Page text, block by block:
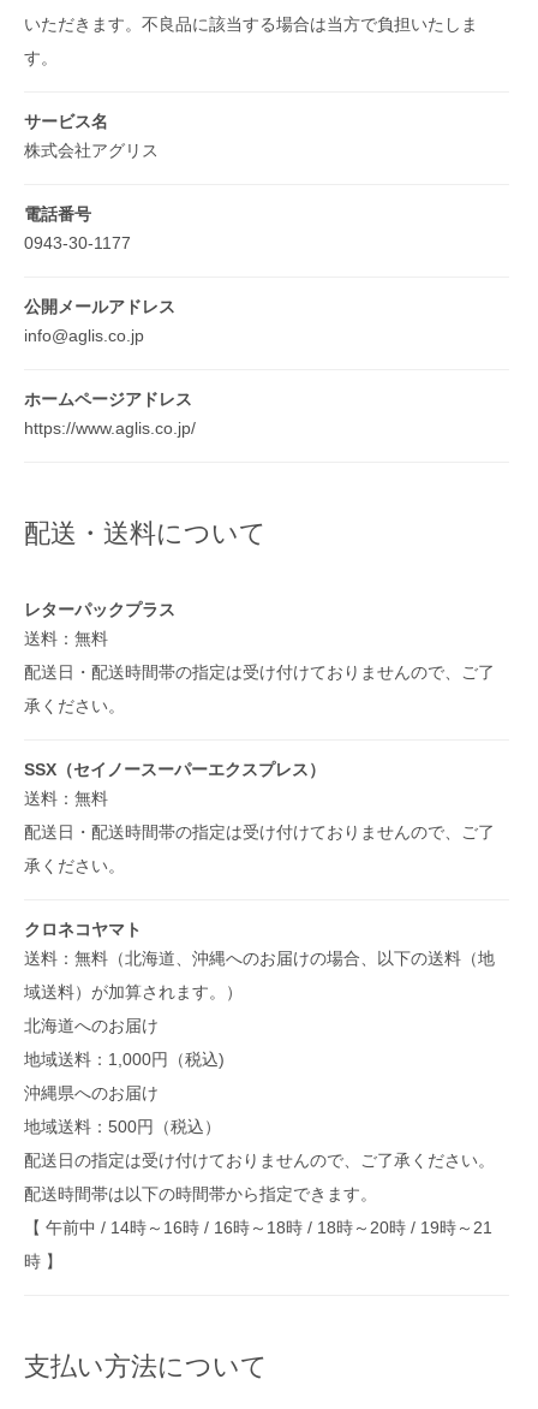
いただきます。不良品に該当する場合は当方で負担いたしま
す。
サービス名
株式会社アグリス
電話番号
0943-30-1177
公開メールアドレス
info@aglis.co.jp
ホームページアドレス
https://www.aglis.co.jp/
配送・送料について
レターパックプラス
送料：無料
配送日・配送時間帯の指定は受け付けておりませんので、ご了
承ください。
SSX（セイノースーパーエクスプレス）
送料：無料
配送日・配送時間帯の指定は受け付けておりませんので、ご了
承ください。
クロネコヤマト
送料：無料（北海道、沖縄へのお届けの場合、以下の送料（地
域送料）が加算されます。）
北海道へのお届け
地域送料：1,000円（税込)
沖縄県へのお届け
地域送料：500円（税込）
配送日の指定は受け付けておりませんので、ご了承ください。
配送時間帯は以下の時間帯から指定できます。
【 午前中 / 14時～16時 / 16時～18時 / 18時～20時 / 19時～21
時 】
支払い方法について